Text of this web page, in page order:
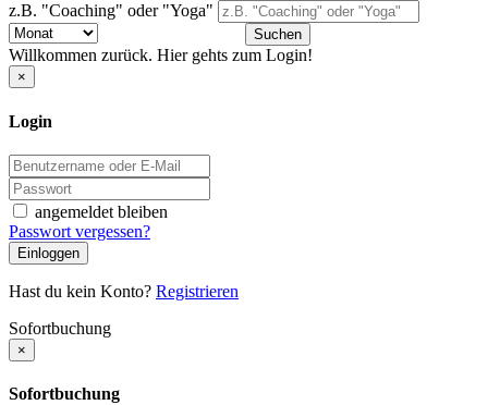
z.B. "Coaching" oder "Yoga"
Suchen
Willkommen zurück. Hier gehts zum Login!
×
Login
angemeldet bleiben
Passwort vergessen?
Einloggen
Hast du kein Konto? Registrieren
Sofortbuchung
×
Sofortbuchung